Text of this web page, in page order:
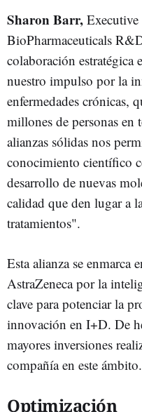
Sharon Barr,
BioPharmaceuticals
colaboración estratégica
nuestro impulso por la
enfermedades crónicas,
millones de personas
alianzas sólidas nos
conocimiento científico
desarrollo de nuevas
calidad que den lugar a
tratamientos".
Esta alianza se enmarca
AstraZeneca por la
clave para potenciar la
innovación en I+D. De
mayores inversiones
compañía en este ámbito.
Optimización